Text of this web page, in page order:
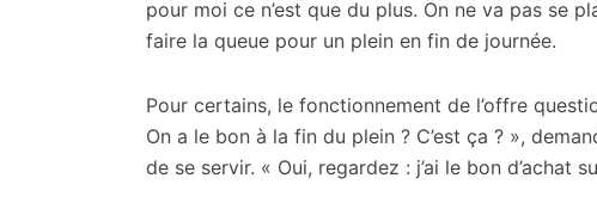
pour moi ce n’est que du plus. On ne va pas se
faire la queue pour un plein en fin de journée.
Pour certains, le fonctionnement de l’offre
On a le bon à la fin du plein ? C’est ça ? »,
de se servir. « Oui, regardez : j’ai le bon d’achat